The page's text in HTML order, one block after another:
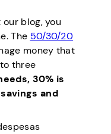
our blog, you
The 50/30/20
money that
three
30% is
and